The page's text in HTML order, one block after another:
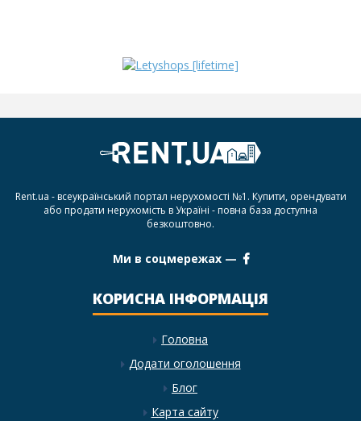
Rent.ua - всеукраїнський портал нерухомості №1. Купити, орендувати
або продати нерухомість в Україні - повна база доступна
безкоштовно.
Ми в соцмережах —
КОРИСНА ІНФОРМАЦІЯ
Головна
Додати оголошення
Блог
Карта сайту